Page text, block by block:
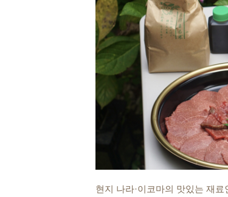
현지 나라·이코마의 맛있는 재